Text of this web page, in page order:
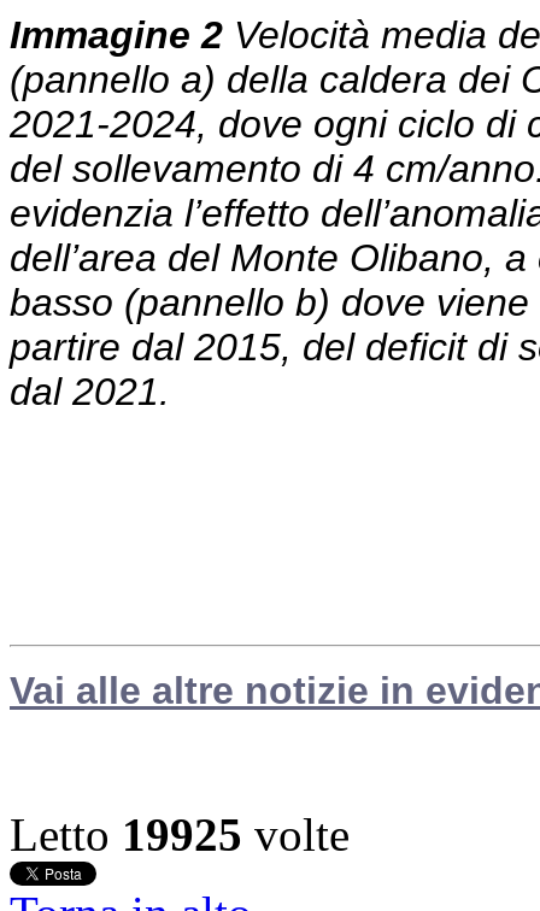
Immagine 2 Velocità media
(pannello a) della caldera dei
2021-2024, dove ogni ciclo di
del sollevamento di 4 cm/
evidenzia l’effetto
dell’area del Monte Olibano,
basso (pannello b) dove
partire dal 2015, del deficit di
dal 2021.
Vai alle altre notizie in
Letto 19925 volte